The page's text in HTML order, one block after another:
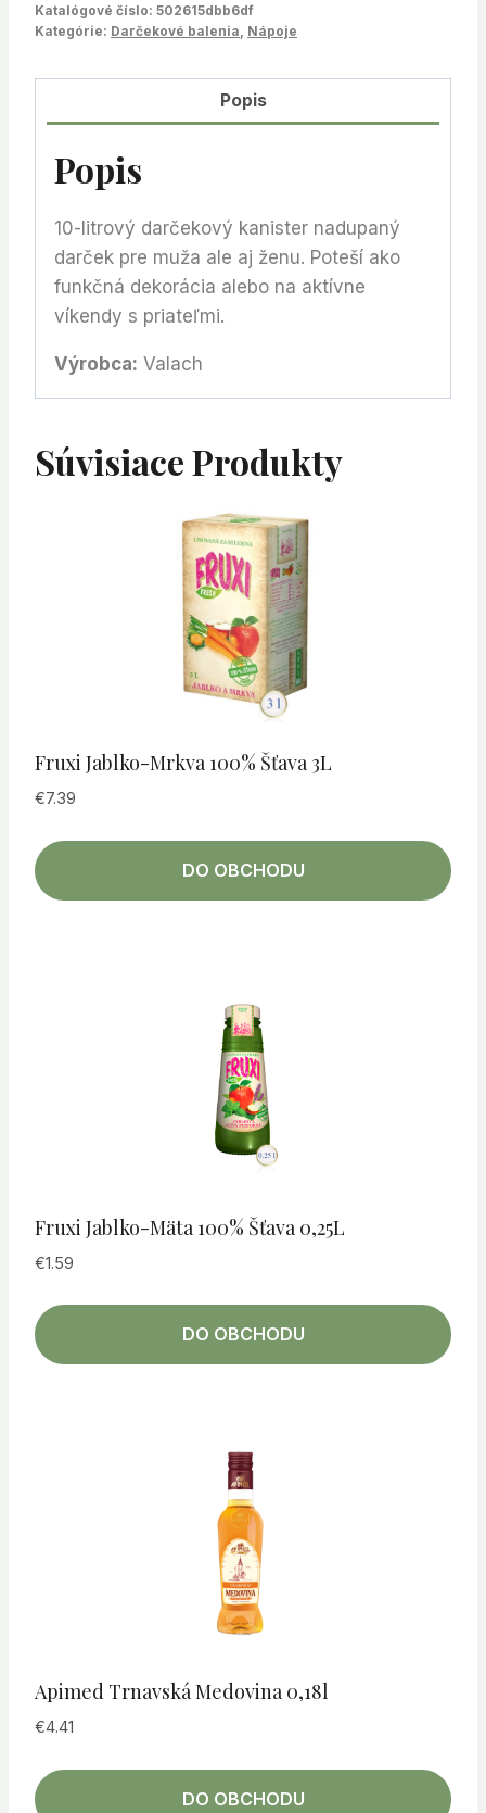
Katalógové číslo: 502615dbb6df
Kategórie: Darčekové balenia Nápoje
Popis
Popis
10-litrový darčekový kanister nadupaný
darček pre muža ale aj ženu. Poteší ako
funkčná dekorácia alebo na aktívne
víkendy s priateľmi.
Výrobca: Valach
Súvisiace Produkty
Fruxi Jablko-Mrkva 100% Šťava 3L
€7.39
DO OBCHODU
Fruxi Jablko-Mäta 100% Šťava 0,25L
€1.59
DO OBCHODU
Apimed Trnavská Medovina 0,18l
€4.41
DO OBCHODU